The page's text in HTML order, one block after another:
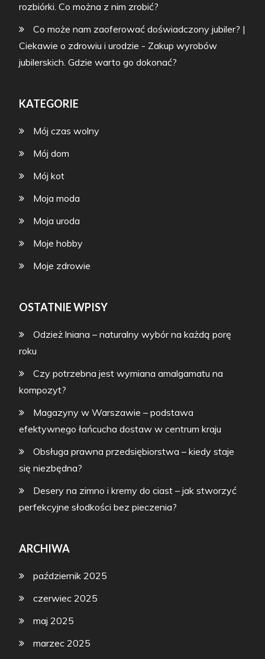
rozbiórki. Co można z nim zrobić?
Co może nam zaoferować doświadczony jubiler? |
Ciekawie o zdrowiu i urodzie - Zakup wyrobów
jubilerskich. Gdzie warto go dokonać?
KATEGORIE
Mój czas wolny
Mój dom
Mój kot
Moja moda
Moja uroda
Moje hobby
Moje zdrowie
OSTATNIE WPISY
Odzież lniana – naturalny wybór na każdą porę
roku
Czy potrzebna jest wymiana amalgamatu na
kompozyt?
Magazyny w Warszawie – podstawa
efektywnego łańcucha dostaw w centrum kraju
Obsługa prawna przedsiębiorstwa – kiedy staje
się niezbędna?
Desery na zimno i kremy do ciast – jak stworzyć
perfekcyjne słodkości bez pieczenia?
ARCHIWA
październik 2025
czerwiec 2025
maj 2025
marzec 2025